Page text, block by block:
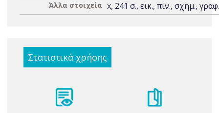
Άλλα στοιχεία x, 241 σ., εικ., πιν., σχημ.,
Στατιστικά χρήσης